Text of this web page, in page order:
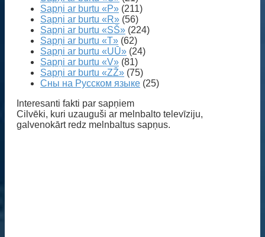
Sapņi ar burtu «P» (211)
Sapņi ar burtu «R» (56)
Sapņi ar burtu «SŠ» (224)
Sapņi ar burtu «T» (62)
Sapņi ar burtu «UŪ» (24)
Sapņi ar burtu «V» (81)
Sapņi ar burtu «ZŽ» (75)
Сны на Русском языке (25)
Interesanti fakti par sapņiem
Cilvēki, kuri uzauguši ar melnbalto televīziju,
galvenokārt redz melnbaltus sapņus.